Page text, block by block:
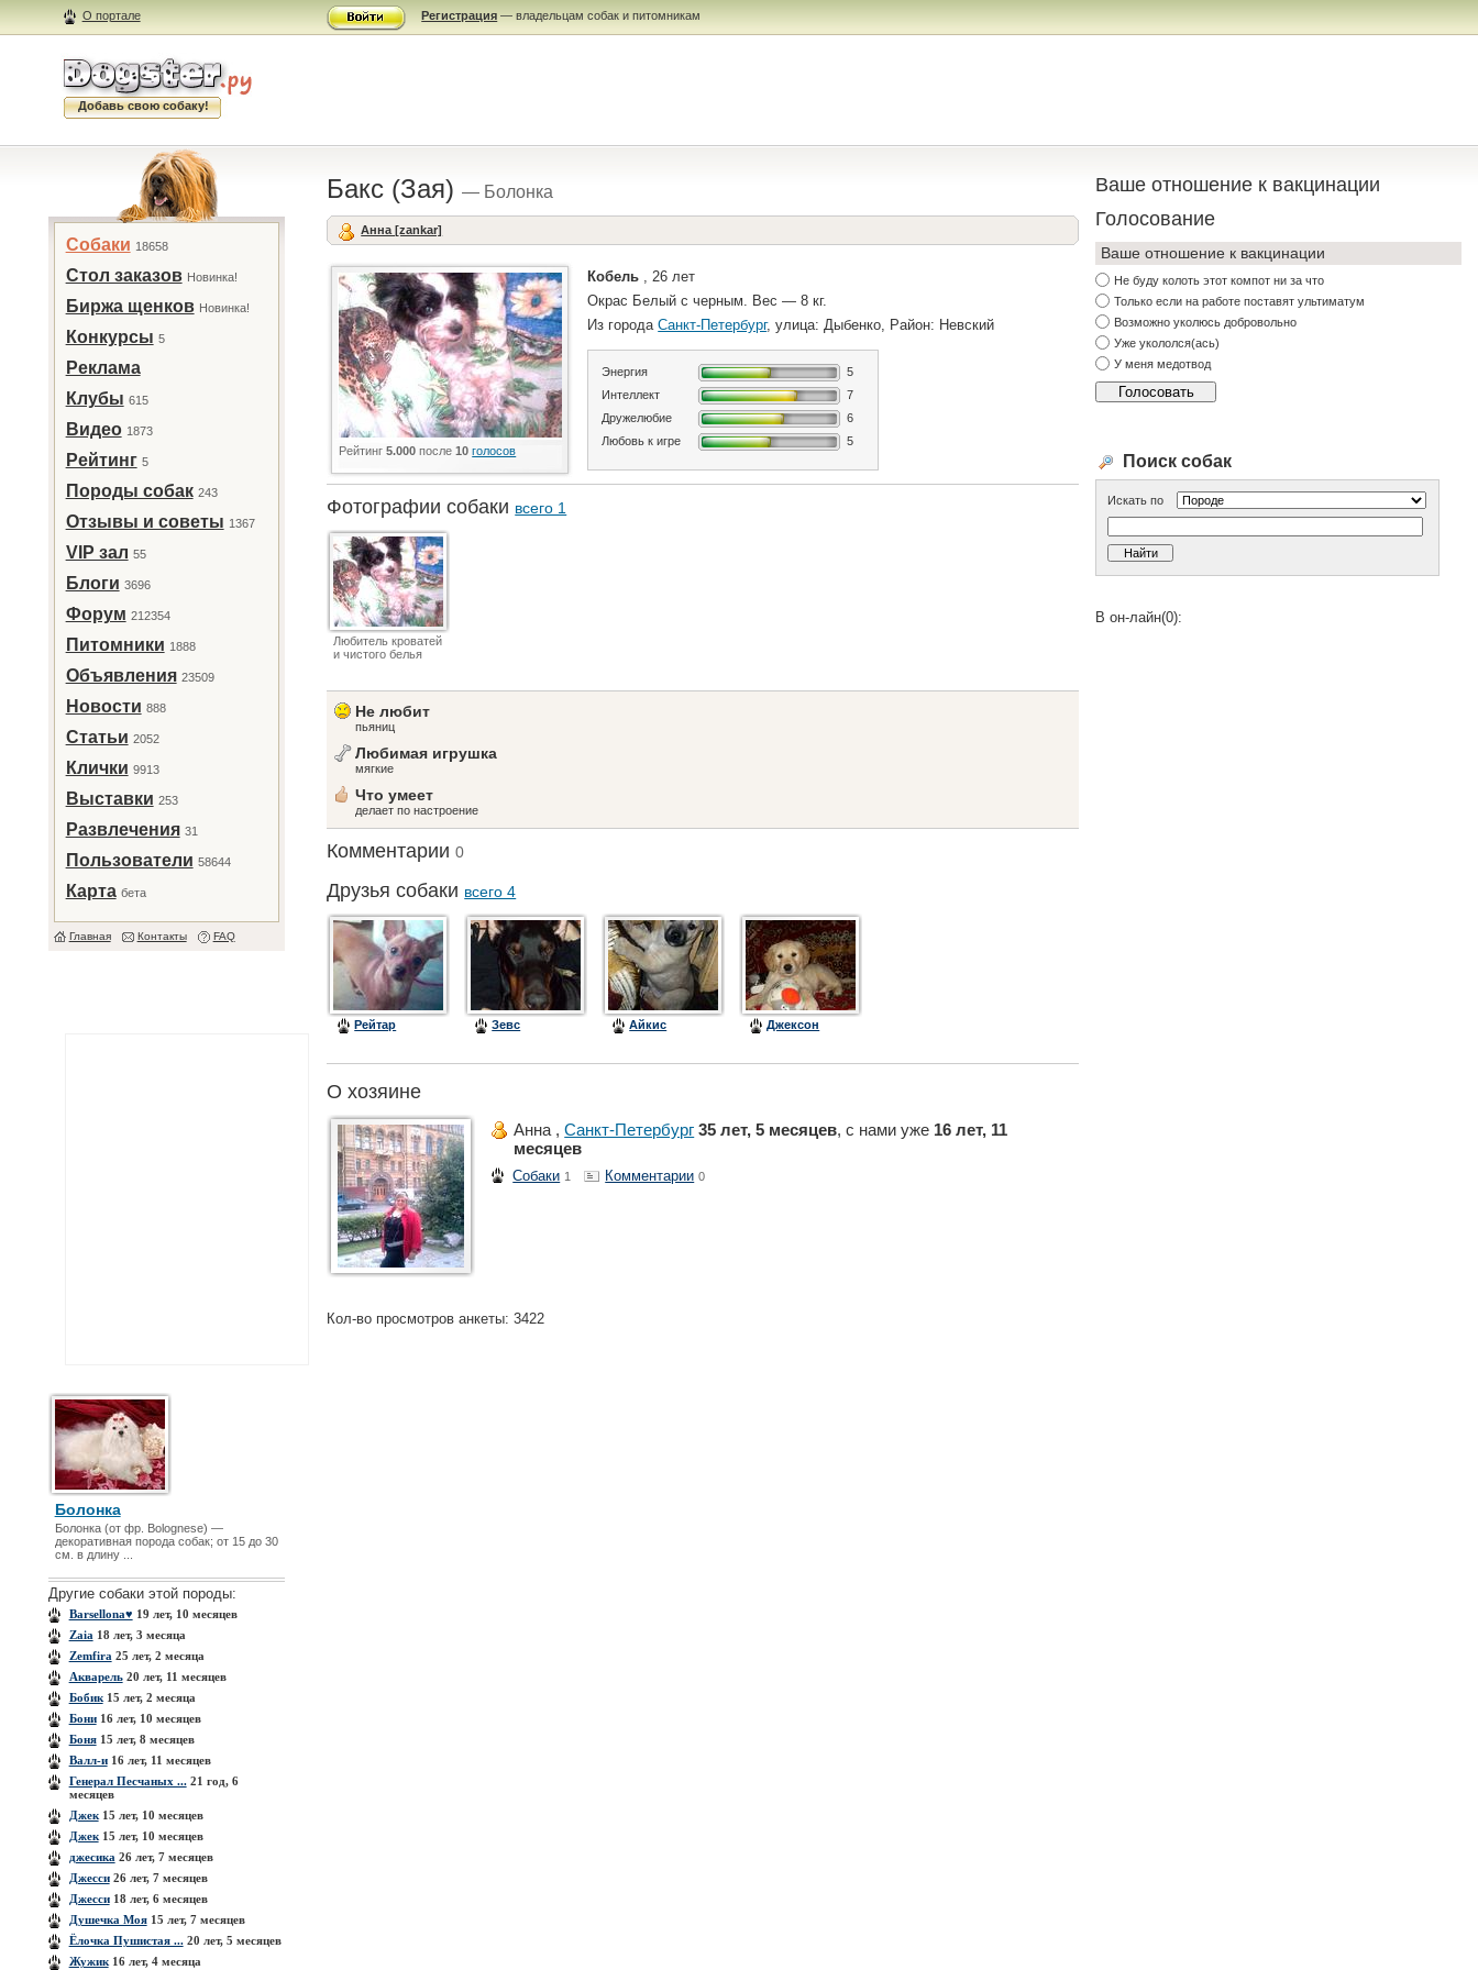
О портале Регистрация — владельцам собак и питомникам
Добавь свою собаку!
Собаки 18658
Стол заказов Новинка!
Биржа щенков Новинка!
Конкурсы 5
Реклама
Клубы 615
Видео 1873
Рейтинг 5
Породы собак 243
Отзывы и советы 1367
VIP зал 55
Блоги 3696
Форум 212354
Питомники 1888
Объявления 23509
Новости 888
Статьи 2052
Клички 9913
Выставки 253
Развлечения 31
Пользователи 58644
Карта бета
Главная Контакты FAQ
Болонка
Болонка (от фр. Bolognese) —
декоративная порода собак; от 15 до 30
см. в длину ...
Другие собаки этой породы:
Barsellona♥ 19 лет, 10 месяцев
Zaia 18 лет, 3 месяца
Zemfira 25 лет, 2 месяца
Акварель20 лет, 11 месяцев
Бобик15 лет, 2 месяца
Бони16 лет, 10 месяцев
Боня15 лет, 8 месяцев
Валл-и16 лет, 11 месяцев
Генерал Песчаных ...21 год, 6
месяцев
Джек15 лет, 10 месяцев
Джек15 лет, 10 месяцев
джесика 26 лет, 7 месяцев
Джесси26 лет, 7 месяцев
Джесси18 лет, 6 месяцев
Душечка Моя15 лет, 7 месяцев
Ёлочка Пушистая ...20 лет, 5 месяцев
Жужик16 лет, 4 месяца
Бакс (Зая)— Болонка
Анна [zankar]
Рейтинг5.000 после10 голосов
Кобель , 26 лет
Окрас Белый с черным. Вес — 8 кг.
Из городаСанкт-Петербург, улица: Дыбенко, Район: Невский
Энергия
5
Интеллект
7
Дружелюбие
6
Любовь к игре
5
Фотографии собаки всего 1
Любитель кроватей
и чистого белья
Не любит
пьяниц
Любимая игрушка
мягкие
Что умеет
делает по настроение
Комментарии0
Друзья собаки всего 4
Рейтар Зевс Айкис Джексон
О хозяине
Анна ,Санкт-Петербург 35 лет, 5 месяцев, с нами уже 16 лет, 11
месяцев
Собаки 1 Комментарии 0
Кол-во просмотров анкеты: 3422
Ваше отношение к вакцинации
Голосование
Ваше отношение к вакцинации
Не буду колоть этот компот ни за что
Только если на работе поставят ультиматум
Возможно уколюсь добровольно
Уже укололся(ась)
У меня медотвод
Поиск собак
Искать по
В он-лайн(0):